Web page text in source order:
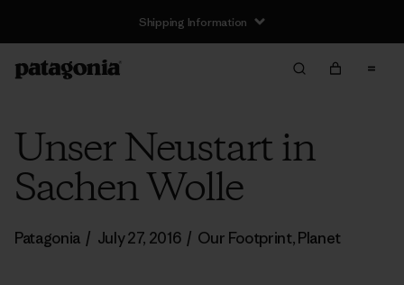
Shipping Information
Unser Neustart in
Sachen Wolle
Patagonia / July 27, 2016 / Our Footprint,Planet